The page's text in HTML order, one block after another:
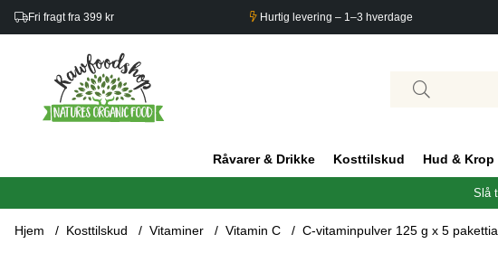
Fri fragt fra 399 kr Hurtig levering – 1–3 hverdage
Råvarer & Drikke Kosttilskud Hud & Krop
Slå
Hjem Kosttilskud Vitaminer Vitamin C C-vitaminpulver 125 g x 5 pakettia